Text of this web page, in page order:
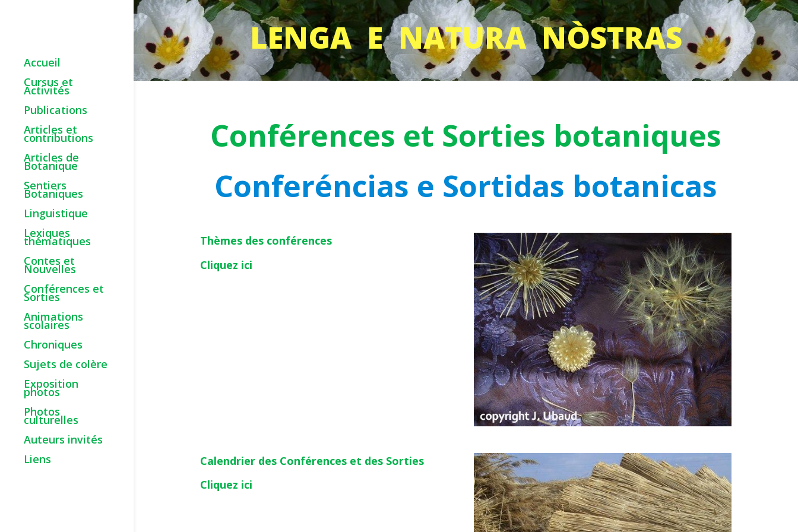
Accueil
Cursus et
Activités
Publications
Articles et
contributions
Articles de
Botanique
Sentiers
Botaniques
Linguistique
Lexiques
thématiques
Contes et
Nouvelles
Conférences et
Sorties
Animations
scolaires
Chroniques
Sujets de colère
Exposition
photos
Photos
culturelles
Auteurs invités
Liens
LENGA E NATURA NÒSTRAS
Conférences et Sorties botaniques
Conferéncias e Sortidas botanicas
Thèmes des conférences
Cliquez ici
Calendrier des Conférences et des Sorties
Cliquez ici